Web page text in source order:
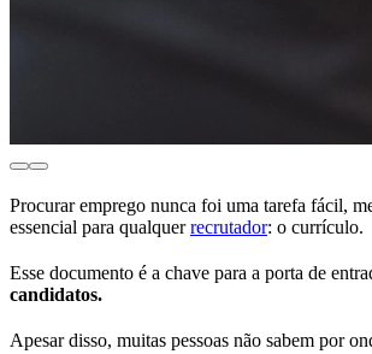
Procurar emprego nunca foi uma tarefa fácil,
essencial para qualquerrecrutador: o currículo.
Esse documento é a chave para a porta de
candidatos.
Apesar disso, muitas pessoas não sabem por